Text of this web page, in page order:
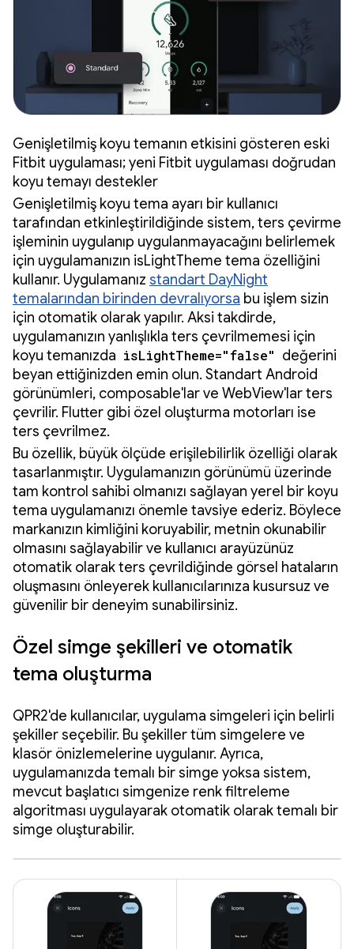
Genişletilmiş koyu temanın etkisini gösteren eski
Fitbit uygulaması; yeni Fitbit uygulaması doğrudan
koyu temayı destekler
Genişletilmiş koyu tema ayarı bir kullanıcı
tarafından etkinleştirildiğinde sistem, ters çevirme
işleminin uygulanıp uygulanmayacağını belirlemek
için uygulamanızın isLightTheme tema özelliğini
kullanır. Uygulamanız standart DayNight
temalarından birinden devralıyorsa bu işlem sizin
için otomatik olarak yapılır. Aksi takdirde,
uygulamanızın yanlışlıkla ters çevrilmemesi için
koyu temanızda isLightTheme="false" değerini
beyan ettiğinizden emin olun. Standart Android
görünümleri, composable'lar ve WebView'lar ters
çevrilir. Flutter gibi özel oluşturma motorları ise
ters çevrilmez.
Bu özellik, büyük ölçüde erişilebilirlik özelliği olarak
tasarlanmıştır. Uygulamanızın görünümü üzerinde
tam kontrol sahibi olmanızı sağlayan yerel bir koyu
tema uygulamanızı önemle tavsiye ederiz. Böylece
markanızın kimliğini koruyabilir, metnin okunabilir
olmasını sağlayabilir ve kullanıcı arayüzünüz
otomatik olarak ters çevrildiğinde görsel hataların
oluşmasını önleyerek kullanıcılarınıza kusursuz ve
güvenilir bir deneyim sunabilirsiniz.
Özel simge şekilleri ve otomatik
tema oluşturma
QPR2'de kullanıcılar, uygulama simgeleri için belirli
şekiller seçebilir. Bu şekiller tüm simgelere ve
klasör önizlemelerine uygulanır. Ayrıca,
uygulamanızda temalı bir simge yoksa sistem,
mevcut başlatıcı simgenize renk filtreleme
algoritması uygulayarak otomatik olarak temalı bir
simge oluşturabilir.